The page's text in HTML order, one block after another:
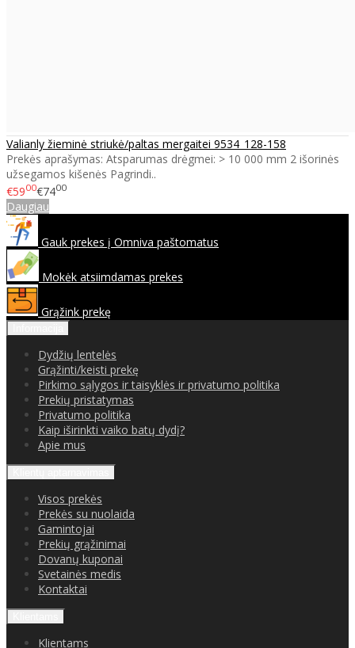
Valianly žieminė striukė/paltas mergaitei 9534_128-158
Prekės aprašymas: Atsparumas drėgmei: > 10 000 mm 2 išorinės
užsegamos kišenės Pagrindi..
€5900€7400
Daugiau
Gauk prekes į Omniva paštomatus
Mokėk atsiimdamas prekes
Grąžink prekę
Dydžių lentelės
Grąžinti/keisti prekę
Pirkimo sąlygos ir taisyklės ir privatumo politika
Prekių pristatymas
Privatumo politika
Kaip iširinkti vaiko batų dydį?
Apie mus
Visos prekės
Prekės su nuolaida
Gamintojai
Prekių grąžinimai
Dovanų kuponai
Svetainės medis
Kontaktai
Klientams